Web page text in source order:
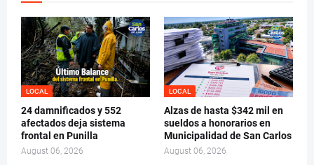
LOCAL
24 damnificados y 552
afectados deja sistema
frontal en Punilla
August 06, 2026
LOCAL
Alzas de hasta $342 mil en
sueldos a honorarios en
Municipalidad de San Carlos
August 06, 2026